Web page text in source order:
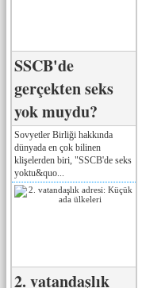
SSCB'de
gerçekten seks
yok muydu?
Sovyetler Birliği hakkında
dünyada en çok bilinen
klişelerden biri, "SSCB'de seks
yoktu&quo...
2. vatandaşlık